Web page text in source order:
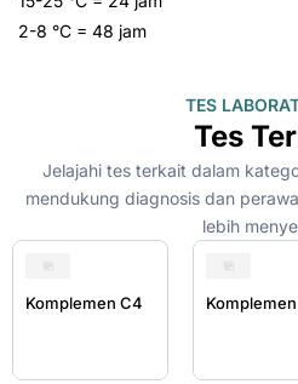
2-8 °C = 48 jam
TES
Tes
Jelajahi tes terkait dalam
mendukung diagnosis dan
lebih
Komplemen C4